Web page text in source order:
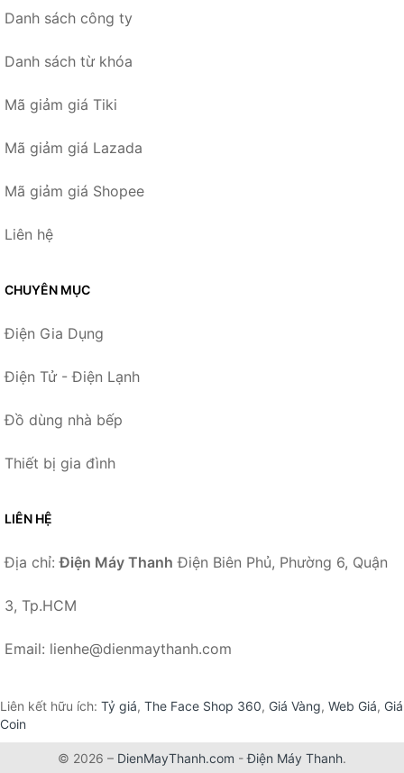
Danh sách công ty
Danh sách từ khóa
Mã giảm giá Tiki
Mã giảm giá Lazada
Mã giảm giá Shopee
Liên hệ
CHUYÊN MỤC
Điện Gia Dụng
Điện Tử - Điện Lạnh
Đồ dùng nhà bếp
Thiết bị gia đình
LIÊN HỆ
Địa chỉ:Điện Máy Thanh Điện Biên Phủ, Phường 6, Quận
3, Tp.HCM
Email: lienhe@dienmaythanh.com
Liên kết hữu ích: Tỷ giá, The Face Shop 360, Giá Vàng, Web Giá, Giá
Coin
© 2026 – DienMayThanh.com -Điện Máy Thanh.